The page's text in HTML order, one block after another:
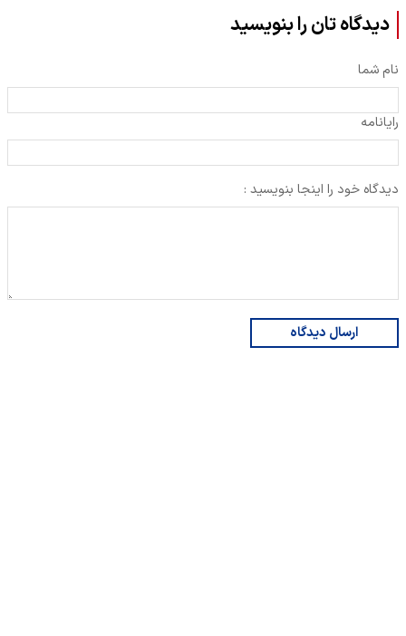
دیدگاه تان را بنویسید
نام شما
رایانامه
دیدگاه خود را اینجا بنویسید :
ارسال دیدگاه